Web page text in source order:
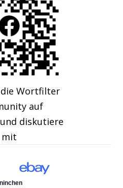
Wortfilter
auf
diskutiere
mit